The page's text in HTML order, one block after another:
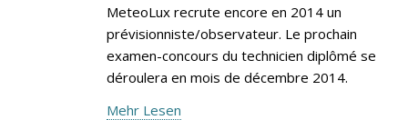
MeteoLux recrute encore en 2014 un
prévisionniste/observateur. Le prochain
examen-concours du technicien diplômé se
déroulera en mois de décembre 2014.
Mehr Lesen